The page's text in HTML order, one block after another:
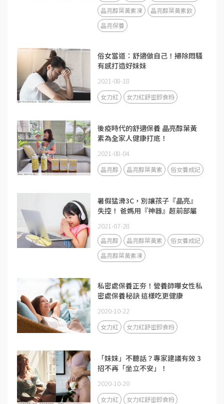
晶亮醇葉黃素凍
晶亮醇葉黃素飲
晶亮保養
俗女當道：舒適做自己！掃除悶騷
有感打造好妹妹
2021-08-18
女力紅 女力紅舒密即食粉
後疫時代的舒適保養 晶亮醇葉黃
素為全家人健康打底！
2021-08-04
晶亮醇 晶亮醇葉黃素 俗女養成記
暑假猛滑3C，別讓孩子『晶亮』
失控！ 爸媽用『神器』超前部屬
2021-07-28
晶亮醇 晶亮醇葉黃素
俗女養成記
晶亮醇葉黃素凍
私密處保養正夯！營養師曝女性私
密處保養秘訣 這樣吃更健康
2020-10-22
女力紅 女力紅舒密即食粉
「妹妹」不聽話？專家建議有效 3
招不再「坐立不安」！
2020-10-20
女力紅 女力紅舒密即食粉